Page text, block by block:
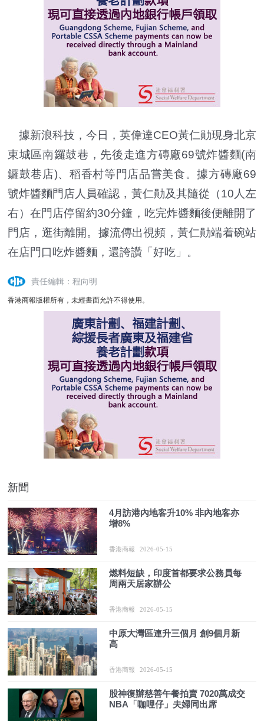
據新浪科技，今日，英偉達CEO黃仁勛現身北京
東城區南鑼鼓巷，先後走進方磚廠69號炸醬麵(南
鑼鼓巷店)、稻香村等門店品嘗美食。據方磚廠69
號炸醬麵門店人員確認，黃仁勛及其隨從（10人左
右）在門店停留約30分鐘，吃完炸醬麵後便離開了
門店，逛街離開。據流傳出視頻，黃仁勛端着碗站
在店門口吃炸醬麵，還誇讚「好吃」。
責任編輯：程向明
香港商報版權所有，未經書面允許不得使用。
新聞
4月訪港內地客升10% 非內地客亦
增8%
香港商報 2026-05-15
燃料短缺，印度首都要求公務員每
周兩天居家辦公
香港商報 2026-05-15
中原大灣區連升三個月 創9個月新
高
香港商報 2026-05-15
股神復辦慈善午餐拍賣 7020萬成交
NBA「咖哩仔」夫婦同出席